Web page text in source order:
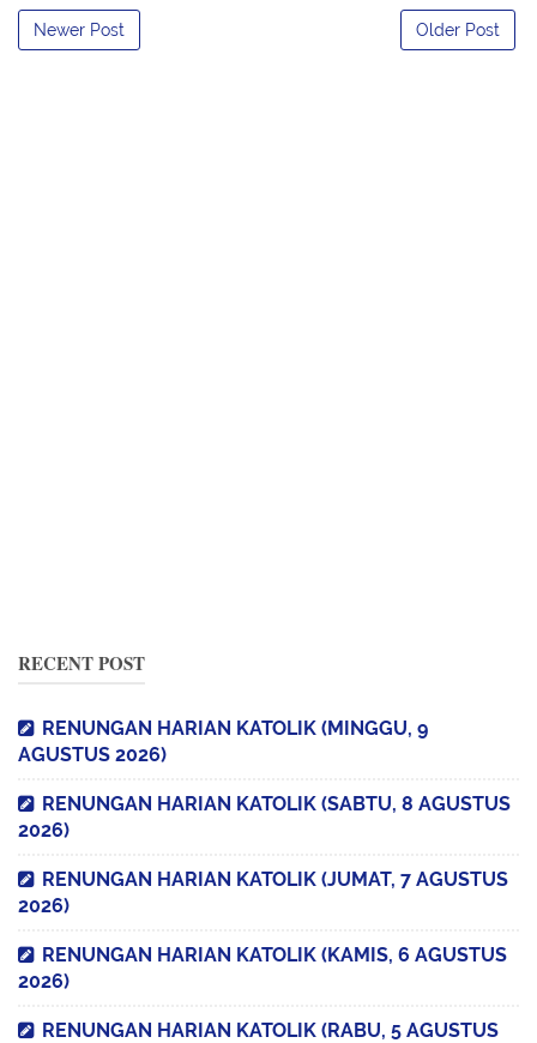
Newer Post Older Post
RECENT POST
RENUNGAN HARIAN KATOLIK (MINGGU, 9
AGUSTUS 2026)
RENUNGAN HARIAN KATOLIK (SABTU, 8 AGUSTUS
2026)
RENUNGAN HARIAN KATOLIK (JUMAT, 7 AGUSTUS
2026)
RENUNGAN HARIAN KATOLIK (KAMIS, 6 AGUSTUS
2026)
RENUNGAN HARIAN KATOLIK (RABU, 5 AGUSTUS